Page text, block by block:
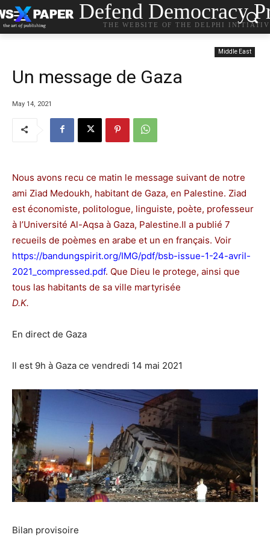
Defend Democracy
THE WEBSITE OF THE DELPHI
Middle East
Un message de Gaza
May 14, 2021
Nous avons recu ce matin le message suivant de notre
ami Ziad Medoukh, habitant de Gaza, en Palestine. Ziad
est économiste, politologue, linguiste, poète, professeur
à l’Université Al-Aqsa à Gaza, Palestine.Il a publié 7
recueils de poèmes en arabe et un en français. Voir
https://bandungspirit.org/IMG/pdf/bsb-issue-1-24-avril-
2021_compressed.pdf. Que Dieu le protege, ainsi que
tous las habitants de sa ville martyrisée
D.K.
En direct de Gaza
Il est 9h à Gaza ce vendredi 14 mai 2021
Bilan provisoire